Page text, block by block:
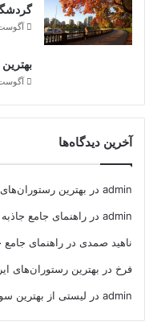
آگوست 24,
آگوست 16,
آخرین دیدگاه‌ها
admin در بهترین رستوران‌های
admin در راهنمای جامع
ناهید صمدی در راهنمای جامع
فرخ در بهترین رستوران‌های
admin در لیستی از بهترین